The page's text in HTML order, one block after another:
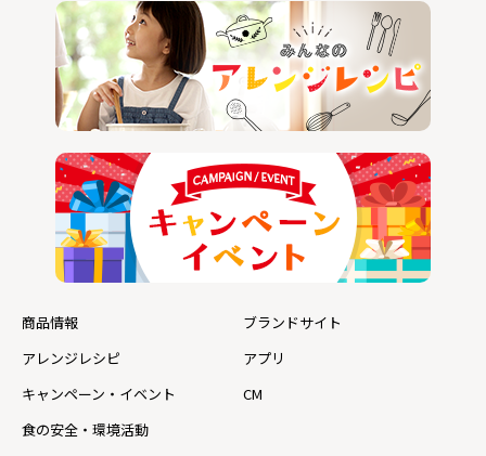
商品情報
ブランドサイト
アレンジレシピ
アプリ
キャンペーン・イベント
CM
食の安全・環境活動